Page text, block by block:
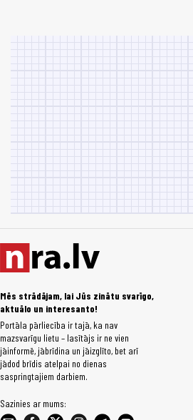
Mēs strādājam, lai Jūs zinātu svarīgo,
aktuālo un interesanto!
Portāla pārliecība ir tajā, ka nav
mazsvarīgu lietu – lasītājs ir ne vien
jāinformē, jābrīdina un jāizglīto, bet arī
jādod brīdis atelpai no dienas
saspringtajiem darbiem.
Sazinies ar mums: